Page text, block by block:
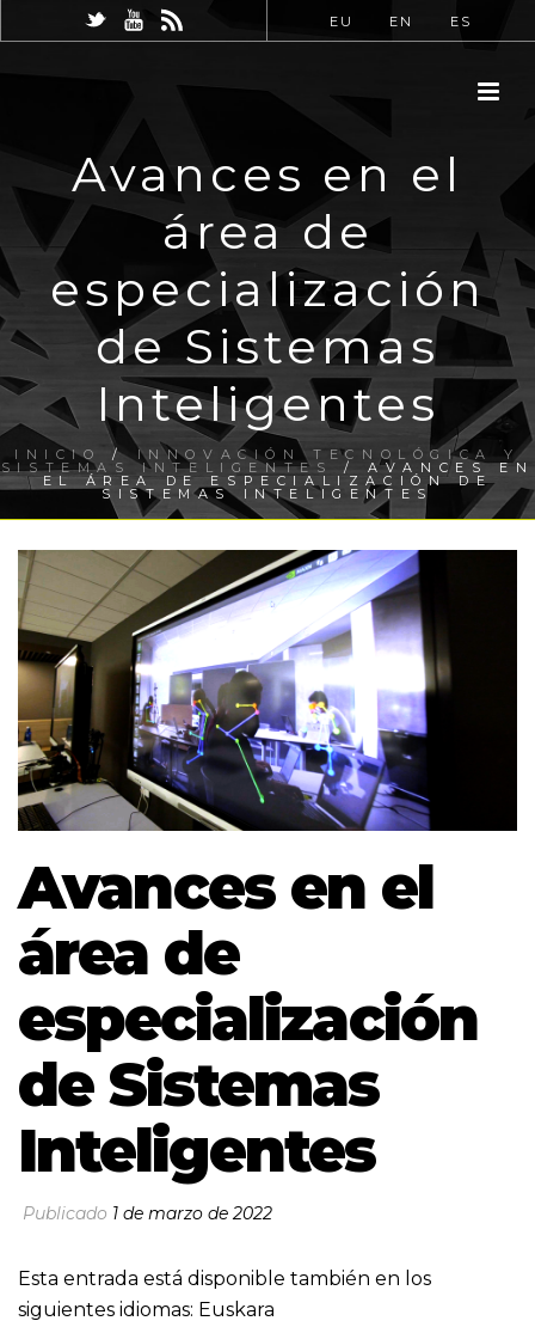
EU EN ES
Avances en el
área de
especialización
de Sistemas
Inteligentes
INICIO / INNOVACIÓN TECNOLÓGICA Y
SISTEMAS INTELIGENTES / AVANCES EN
EL ÁREA DE ESPECIALIZACIÓN DE
SISTEMAS INTELIGENTES
Avances en el
área de
especialización
de Sistemas
Inteligentes
Publicado 1 de marzo de 2022
Esta entrada está disponible también en los
siguientes idiomas: Euskara